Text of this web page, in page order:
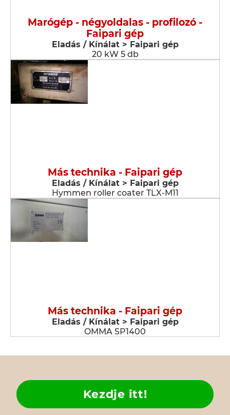
Marógép - négyoldalas - profilozó -
Faipari gép
Eladás / Kínálat > Faipari gép
20 kW 5 db
Más technika - Faipari gép
Eladás / Kínálat > Faipari gép
Hymmen roller coater TLX-M11
Más technika - Faipari gép
Eladás / Kínálat > Faipari gép
OMMA SP1400
Kezdje itt!